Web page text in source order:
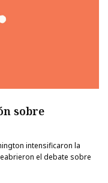
sobre
intensificaron la
el debate sobre